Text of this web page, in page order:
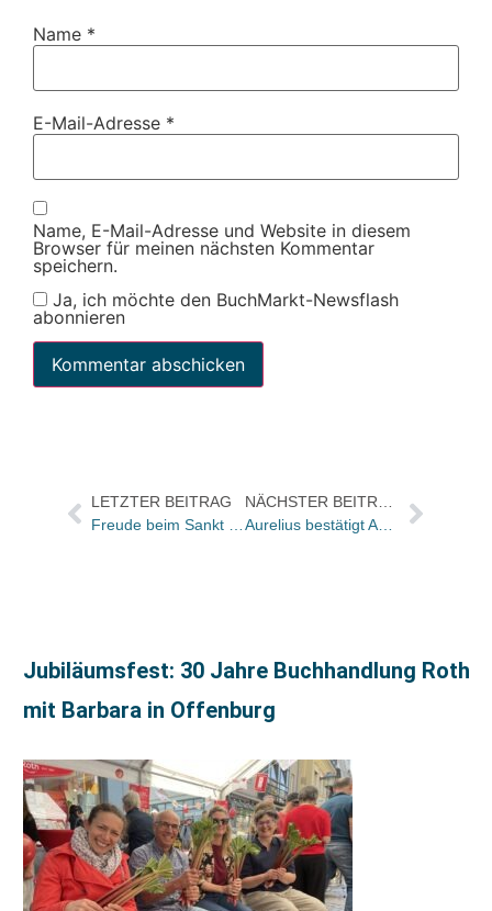
Name *
E-Mail-Adresse *
Name, E-Mail-Adresse und Website in diesem
Browser für meinen nächsten Kommentar
speichern.
Ja, ich möchte den BuchMarkt-Newsflash
abonnieren
LETZTER BEITRAG
Freude beim Sankt Ulrich Verlag in Augsburg: Papst empfängt die beiden Autoren Michael Hesemann und Martin Posselt
NÄCHSTER BEITRAG
Aurelius bestätigt Absage vom ADAC
Jubiläumsfest: 30 Jahre Buchhandlung Roth
mit Barbara in Offenburg